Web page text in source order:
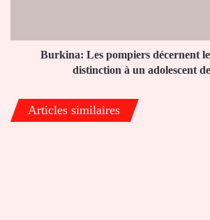
à
12ans
Burkina: Les pompiers décernent
distinction à un adolescent
Articles similaires